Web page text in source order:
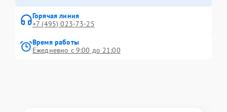
Горячая линия
+7 (495) 023-73-25
Время работы
Ежедневно с 9:00 до 21:00